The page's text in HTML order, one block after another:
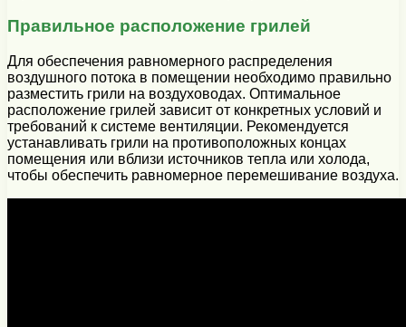
Правильное расположение грилей
Для обеспечения равномерного распределения
воздушного потока в помещении необходимо правильно
разместить грили на воздуховодах. Оптимальное
расположение грилей зависит от конкретных условий и
требований к системе вентиляции. Рекомендуется
устанавливать грили на противоположных концах
помещения или вблизи источников тепла или холода,
чтобы обеспечить равномерное перемешивание воздуха.